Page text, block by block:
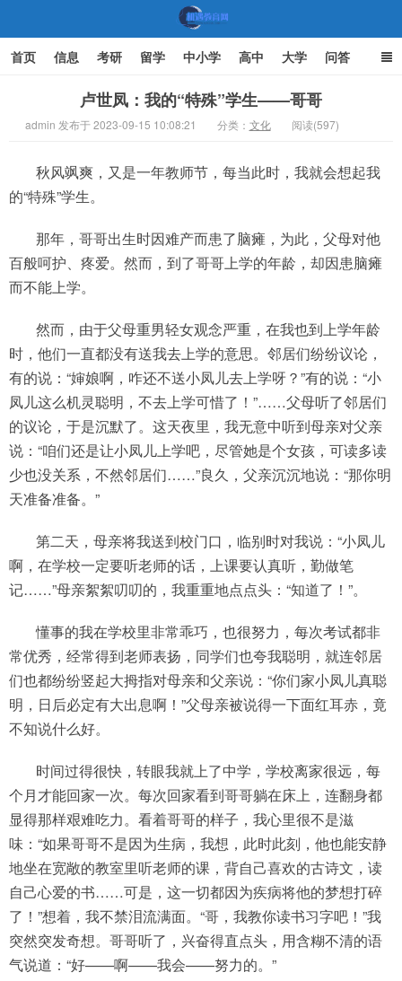
首页 信息 考研 留学 中小学 高中 大学 问答
家庭教育卢世凤：我的“特殊”学生——哥哥
admin 发布于 2023-09-15 10:08:21 分类： 文化 阅读(597)
秋风飒爽，又是一年教师节，每当此时，我就会想起我
的“特殊”学生。
那年，哥哥出生时因难产而患了脑瘫，为此，父母对他
百般呵护、疼爱。然而，到了哥哥上学的年龄，却因患脑瘫
而不能上学。
然而，由于父母重男轻女观念严重，在我也到上学年龄
时，他们一直都没有送我去上学的意思。邻居们纷纷议论，
有的说：“婶娘啊，咋还不送小凤儿去上学呀？”有的说：“小
凤儿这么机灵聪明，不去上学可惜了！”……父母听了邻居们
的议论，于是沉默了。这天夜里，我无意中听到母亲对父亲
说：“咱们还是让小凤儿上学吧，尽管她是个女孩，可读多读
少也没关系，不然邻居们……”良久，父亲沉沉地说：“那你明
天准备准备。”
第二天，母亲将我送到校门口，临别时对我说：“小凤儿
啊，在学校一定要听老师的话，上课要认真听，勤做笔
记……”母亲絮絮叨叨的，我重重地点点头：“知道了！”。
懂事的我在学校里非常乖巧，也很努力，每次考试都非
常优秀，经常得到老师表扬，同学们也夸我聪明，就连邻居
们也都纷纷竖起大拇指对母亲和父亲说：“你们家小凤儿真聪
明，日后必定有大出息啊！”父母亲被说得一下面红耳赤，竟
不知说什么好。
时间过得很快，转眼我就上了中学，学校离家很远，每
个月才能回家一次。每次回家看到哥哥躺在床上，连翻身都
显得那样艰难吃力。看着哥哥的样子，我心里很不是滋
味：“如果哥哥不是因为生病，我想，此时此刻，他也能安静
地坐在宽敞的教室里听老师的课，背自己喜欢的古诗文，读
自己心爱的书……可是，这一切都因为疾病将他的梦想打碎
了！”想着，我不禁泪流满面。“哥，我教你读书习字吧！”我
突然突发奇想。哥哥听了，兴奋得直点头，用含糊不清的语
气说道：“好——啊——我会——努力的。”